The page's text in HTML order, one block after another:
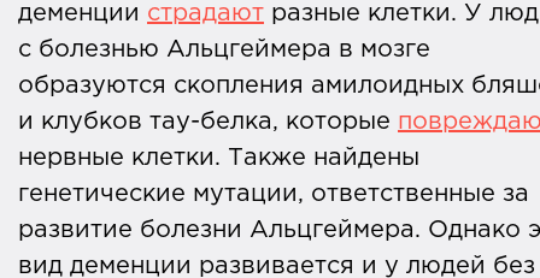
деменции страдают разные клетки. У
с болезнью Альцгеймера в мозге
образуются скопления амилоидных
и клубков тау-белка, которые
нервные клетки. Также найдены
генетические мутации, ответственные за
развитие болезни Альцгеймера. Однако
вид деменции развивается и у людей без